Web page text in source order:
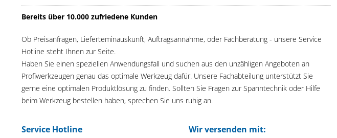
Bereits über 10.000 zufriedene Kunden
Ob Preisanfragen, Lieferteminauskunft, Auftragsannahme, oder Fachberatung - unsere Service
Hotline steht Ihnen zur Seite.
Haben Sie einen speziellen Anwendungsfall und suchen aus den unzähligen Angeboten an
Profiwerkzeugen genau das optimale Werkzeug dafür. Unsere Fachabteilung unterstützt Sie
gerne eine optimalen Produktlösung zu finden. Sollten Sie Fragen zur Spanntechnik oder Hilfe
beim Werkzeug bestellen haben, sprechen Sie uns ruhig an.
Service Hotline Wir versenden mit: